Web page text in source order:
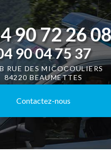
90 72 26
90 04 75 37
RUE DES MICOCOULIERS
84220 BEAUMETTES
Contactez-nous